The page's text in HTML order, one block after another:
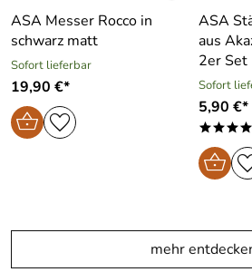
ASA Messer Rocco in
schwarz matt
Sofort lieferbar
19,90 €*
ASA
aus
2er Set
Sofort
5,90 €*
mehr